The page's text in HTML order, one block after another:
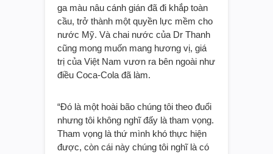
ga màu nâu cánh gián đã đi khắp toàn
cầu, trở thành một quyền lực mềm cho
nước Mỹ. Và chai nước của Dr Thanh
cũng mong muốn mang hương vị, giá
trị của Việt Nam vươn ra bên ngoài như
điều Coca-Cola đã làm.
“Đó là một hoài bão chúng tôi theo đuổi
nhưng tôi không nghĩ đấy là tham vọng.
Tham vọng là thứ mình khó thực hiện
được, còn cái này chúng tôi nghĩ là có